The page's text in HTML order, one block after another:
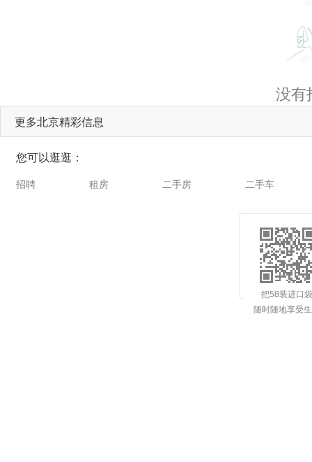
没有
更多北京精彩信息
您可以逛逛：
招聘 租房 二手房 二手车
把58装进口袋
随时随地享受